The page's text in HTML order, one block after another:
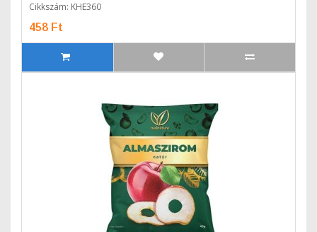
Cikkszám: KHE360
458 Ft